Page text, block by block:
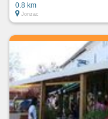
0.8 km
Jonzac